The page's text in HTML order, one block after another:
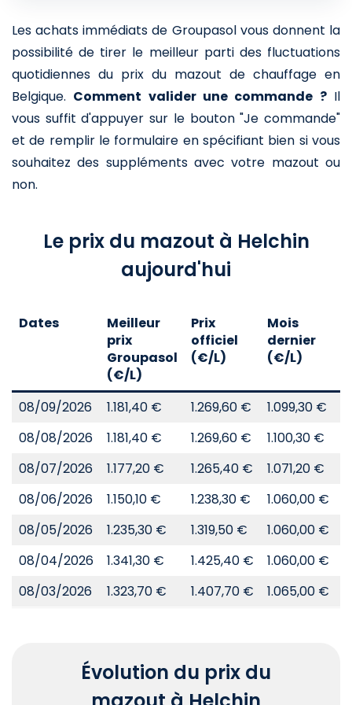
Les achats immédiats de Groupasol vous donnent la
possibilité de tirer le meilleur parti des fluctuations
quotidiennes du prix du mazout de chauffage en
Belgique. Comment valider une commande ?Il
vous suffit d'appuyer sur le bouton "Je commande"
et de remplir le formulaire en spécifiant bien si vous
souhaitez des suppléments avec votre mazout ou
non.
Le prix du mazout à Helchin
aujourd'hui
Dates
Meilleur
prix
Groupasol
(€/L)
Prix
officiel
(€/L)
Mois
dernier
(€/L)
08/09/2026 1.181,40 € 1.269,60 € 1.099,30 €
08/08/2026
1.181,40 € 1.269,60 € 1.100,30 €
08/07/2026
1.177,20 € 1.265,40 € 1.071,20 €
08/06/2026
1.150,10 € 1.238,30 € 1.060,00 €
08/05/2026
1.235,30 € 1.319,50 € 1.060,00 €
08/04/2026
1.341,30 € 1.425,40 € 1.060,00 €
08/03/2026
1.323,70 € 1.407,70 € 1.065,00 €
Évolution du prix du